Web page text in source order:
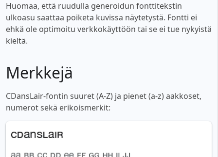
Huomaa, että ruudulla generoidun fonttitekstin
ulkoasu saattaa poiketa kuvissa näytetystä. Fontti ei
ehkä ole optimoitu verkkokäyttöön tai se ei tue nykyistä
kieltä.
Merkkejä
CDansLair-fontin suuret (A-Z) ja pienet (a-z) aakkoset,
numerot sekä erikoismerkit: